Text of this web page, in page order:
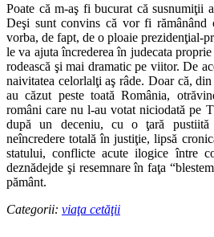
Poate că m-aş fi bucurat că susnumiţii
Deşi sunt convins că vor fi rămânând
vorba, de fapt, de o ploaie prezidenţial-
le va ajuta încrederea în judecata proprie
rodească şi mai dramatic pe viitor. De
naivitatea celorlalţi aş râde. Doar că,
au căzut peste toată România,
români care nu l-au votat niciodată pe
după un deceniu, cu o ţară
neîncredere totală în justiţie, lipsă
statului, conflicte acute ilogice între
deznădejde şi resemnare în faţa
pământ.
Categorii: viaţa cetăţii